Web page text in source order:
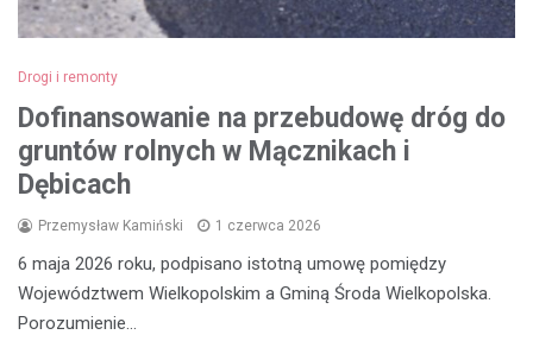
Drogi i remonty
Dofinansowanie na przebudowę dróg do
gruntów rolnych w Mącznikach i
Dębicach
Przemysław Kamiński 1 czerwca 2026
6 maja 2026 roku, podpisano istotną umowę pomiędzy
Województwem Wielkopolskim a Gminą Środa Wielkopolska.
Porozumienie…